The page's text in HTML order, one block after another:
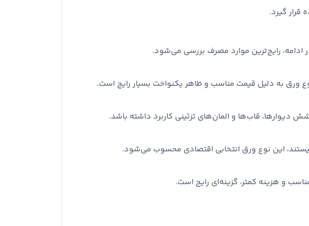
ادامه، رایج‌ترین موارد مصرف بررسی می‌شود.
ورق به دلیل قیمت مناسب و ظاهر یکنواخت بسیار رایج است.
این نوع ورق انتخابی اقتصادی محسوب می‌شود.